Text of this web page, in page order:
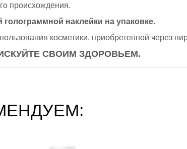
происхождения.
голограммной наклейки на упаковке.
косметики, приобретенной через
СВОИМ ЗДОРОВЬЕМ.